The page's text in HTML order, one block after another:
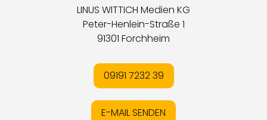
LINUS WITTICH Medien KG
Peter-Henlein-Straße 1
91301 Forchheim
09191 7232 39
E-MAIL SENDEN